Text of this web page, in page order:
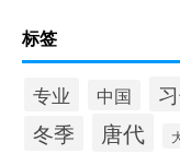
标签
专业 中国
冬季 唐代